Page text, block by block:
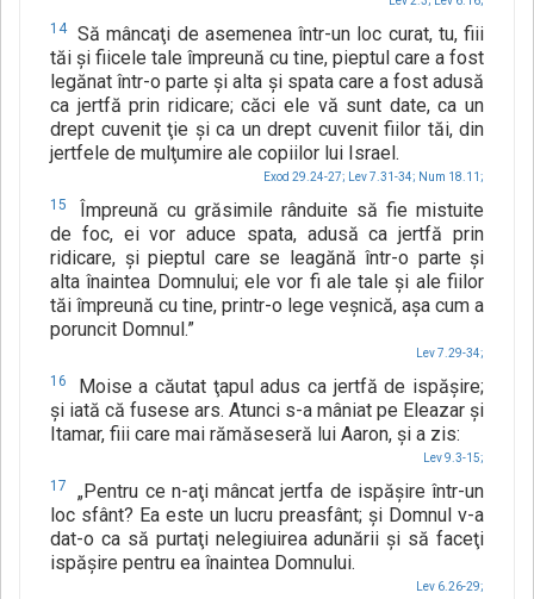
14
Să mâncaţi de asemenea într-un loc curat, tu, fiii
tăi şi fiicele tale împreună cu tine, pieptul care a fost
legănat într-o parte şi alta şi spata care a fost adusă
ca jertfă prin ridicare; căci ele vă sunt date, ca un
drept cuvenit ţie şi ca un drept cuvenit fiilor tăi, din
jertfele de mulţumire ale copiilor lui Israel.
Exod 29.24-27; Lev 7.31-34; Num 18.11;
15
Împreună cu grăsimile rânduite să fie mistuite
de foc, ei vor aduce spata, adusă ca jertfă prin
ridicare, şi pieptul care se leagănă într-o parte şi
alta înaintea Domnului; ele vor fi ale tale şi ale fiilor
tăi împreună cu tine, printr-o lege veşnică, aşa cum a
poruncit Domnul.”
Lev 7.29-34;
16
Moise a căutat ţapul adus ca jertfă de ispăşire;
şi iată că fusese ars. Atunci s-a mâniat pe Eleazar şi
Itamar, fiii care mai rămăseseră lui Aaron, şi a zis:
Lev 9.3-15;
17
„Pentru ce n-aţi mâncat jertfa de ispăşire într-un
loc sfânt? Ea este un lucru preasfânt; şi Domnul v-a
dat-o ca să purtaţi nelegiuirea adunării şi să faceţi
ispăşire pentru ea înaintea Domnului.
Lev 6.26-29;